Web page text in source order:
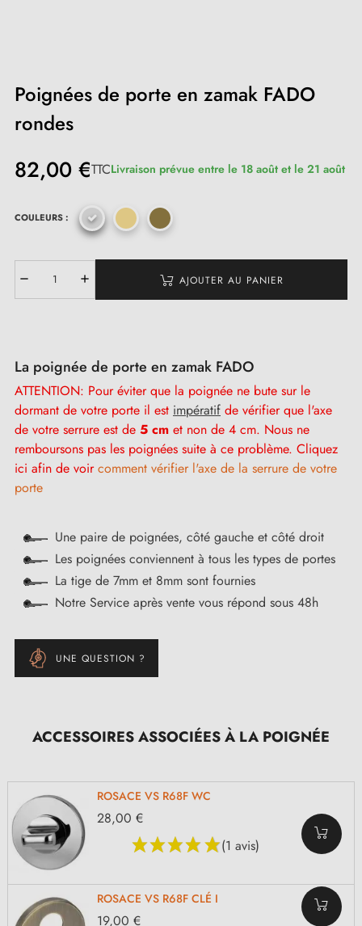
Poignées de porte en zamak FADO
rondes
82,00 €TTCLivraison prévue entre le 18 août et le 21 août
COULEURS :
AJOUTER AU PANIER
La poignée de porte en zamak FADO
ATTENTION: Pour éviter que la poignée ne bute sur le
dormant de votre porte il est impératif de vérifier que l'axe
de votre serrure est de 5 cm et non de 4 cm. Nous ne
remboursons pas les poignées suite à ce problème. Cliquez
ici afin de voircomment vérifier l'axe de la serrure de votre
porte
Une paire de poignées, côté gauche et côté droit
Les poignées conviennent à tous les types de portes
La tige de 7mm et 8mm sont fournies
Notre Service après vente vous répond sous 48h
UNE QUESTION ?
ACCESSOIRES ASSOCIÉES À LA POIGNÉE
ROSACE VS R68F WC
(1 avis)
28,00 €
ROSACE VS R68F CLÉ I
19,00 €